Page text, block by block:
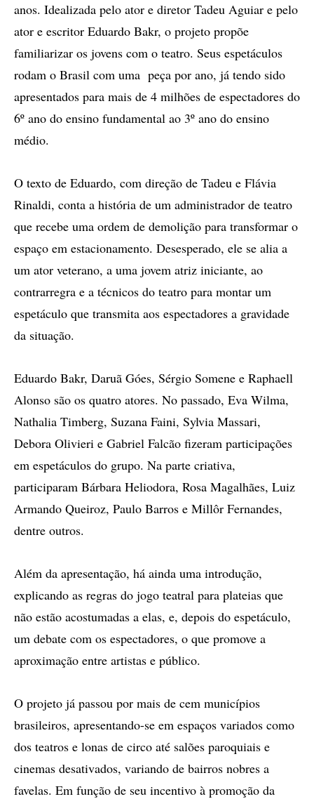
anos. Idealizada pelo ator e diretor Tadeu Aguiar e pelo
ator e escritor Eduardo Bakr, o projeto propõe
familiarizar os jovens com o teatro. Seus espetáculos
rodam o Brasil com uma peça por ano, já tendo sido
apresentados para mais de 4 milhões de espectadores do
6º ano do ensino fundamental ao 3º ano do ensino
médio.
O texto de Eduardo, com direção de Tadeu e Flávia
Rinaldi, conta a história de um administrador de teatro
que recebe uma ordem de demolição para transformar o
espaço em estacionamento. Desesperado, ele se alia a
um ator veterano, a uma jovem atriz iniciante, ao
contrarregra e a técnicos do teatro para montar um
espetáculo que transmita aos espectadores a gravidade
da situação.
Eduardo Bakr, Daruã Góes, Sérgio Somene e Raphaell
Alonso são os quatro atores. No passado, Eva Wilma,
Nathalia Timberg, Suzana Faini, Sylvia Massari,
Debora Olivieri e Gabriel Falcão fizeram participações
em espetáculos do grupo. Na parte criativa,
participaram Bárbara Heliodora, Rosa Magalhães, Luiz
Armando Queiroz, Paulo Barros e Millôr Fernandes,
dentre outros.
Além da apresentação, há ainda uma introdução,
explicando as regras do jogo teatral para plateias que
não estão acostumadas a elas, e, depois do espetáculo,
um debate com os espectadores, o que promove a
aproximação entre artistas e público.
O projeto já passou por mais de cem municípios
brasileiros, apresentando-se em espaços variados como
dos teatros e lonas de circo até salões paroquiais e
cinemas desativados, variando de bairros nobres a
favelas. Em função de seu incentivo à promoção da